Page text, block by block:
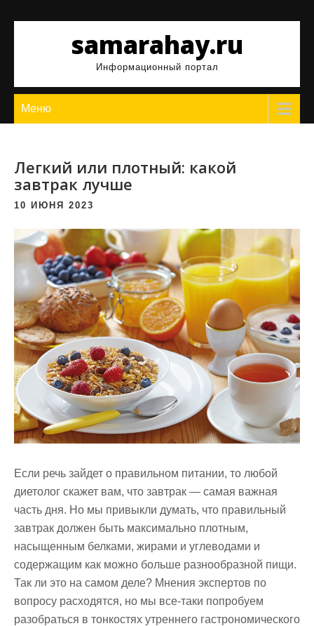
samarahay.ru
Информационный портал
Меню
Легкий или плотный: какой
завтрак лучше
10 ИЮНЯ 2023
Если речь зайдет о правильном питании, то любой
диетолог скажет вам, что завтрак — самая важная
часть дня. Но мы привыкли думать, что правильный
завтрак должен быть максимально плотным,
насыщенным белками, жирами и углеводами и
содержащим как можно больше разнообразной пищи.
Так ли это на самом деле? Мнения экспертов по
вопросу расходятся, но мы все-таки попробуем
разобраться в тонкостях утреннего гастрономического